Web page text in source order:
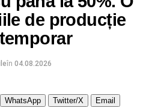
de producție
în 04.08.2026
WhatsApp Twitter/X Email